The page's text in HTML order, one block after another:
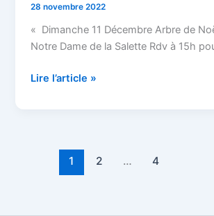
28 novembre 2022
« Dimanche 11 Décembre Arbre de
Notre Dame de la Salette Rdv à 15h
de
Lire l’article »
1 2 … 4